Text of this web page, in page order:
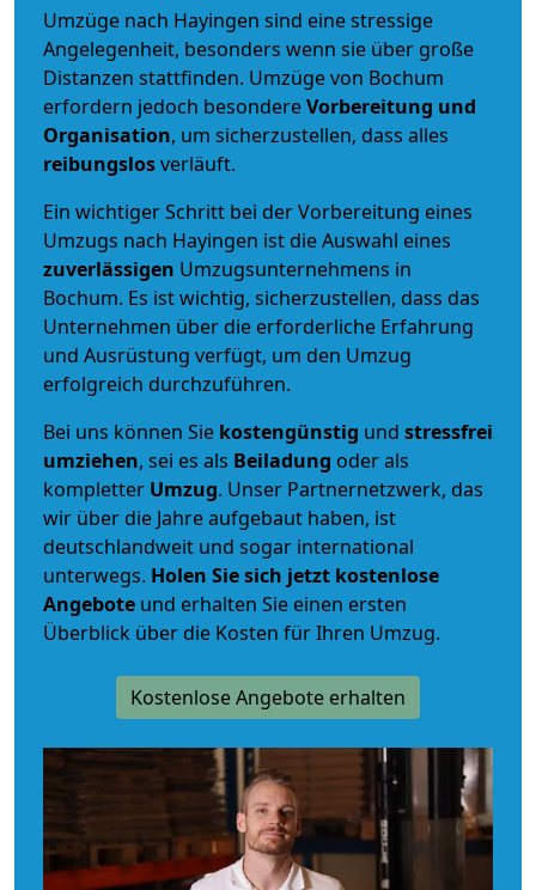
Umzüge nach Hayingen sind eine stressige
Angelegenheit, besonders wenn sie über große
Distanzen stattfinden. Umzüge von Bochum
erfordern jedoch besondereVorbereitung und
Organisation, um sicherzustellen, dass alles
reibungslosverläuft.
Ein wichtiger Schritt bei der Vorbereitung eines
Umzugs nach Hayingen ist die Auswahl eines
zuverlässigen Umzugsunternehmens in
Bochum. Es ist wichtig, sicherzustellen, dass das
Unternehmen über die erforderliche Erfahrung
und Ausrüstung verfügt, um den Umzug
erfolgreich durchzuführen.
Bei uns können Sie kostengünstig und stressfrei
umziehen, sei es als Beiladung oder als
kompletter Umzug. Unser Partnernetzwerk, das
wir über die Jahre aufgebaut haben, ist
deutschlandweit und sogar international
unterwegs. Holen Sie sich jetzt kostenlose
Angebote und erhalten Sie einen ersten
Überblick über die Kosten für Ihren Umzug.
Kostenlose Angebote erhalten